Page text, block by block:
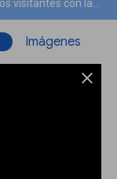
Imágenes
close